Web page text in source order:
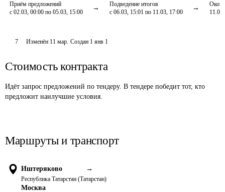
Приём предложений
с 02.03, 00:00 по 05.03, 15:00
Подведение итогов
с 06.03, 15:01 по 11.03, 17:00
7 Изменён 11 мар. Создан 1 янв 1
Стоимость контракта
Идёт запрос предложений по тендеру. В тендере победит тот, кто
предложит наилучшие условия.
Маршруты и транспорт
Иштеряково →
Республика Татарстан (Татарстан)
Москва